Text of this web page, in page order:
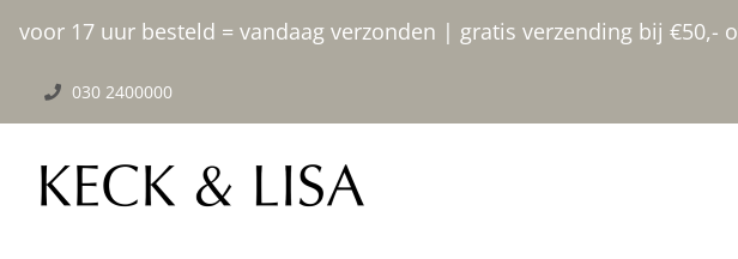
voor 17 uur besteld = vandaag verzonden | gratis verzending bij
inhoud
030 2400000